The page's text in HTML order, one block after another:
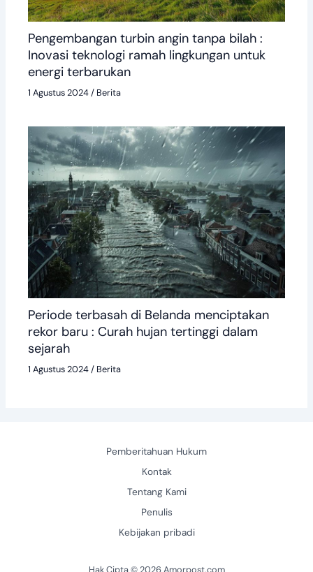
Pengembangan turbin angin tanpa bilah :
Inovasi teknologi ramah lingkungan untuk
energi terbarukan
1 Agustus 2024/ Berita
Periode terbasah di Belanda menciptakan
rekor baru : Curah hujan tertinggi dalam
sejarah
1 Agustus 2024/ Berita
Pemberitahuan Hukum
Kontak
Tentang Kami
Penulis
Kebijakan pribadi